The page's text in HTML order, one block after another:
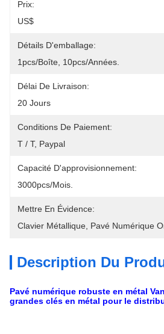
Prix:
US$
Détails D'emballage:
1pcs/boîte, 10pcs/années.
Délai De Livraison:
20 Jours
Conditions De Paiement:
T / T, Paypal
Capacité D'approvisionnement:
3000pcs/mois.
Mettre En Évidence:
Clavier Métallique Pavé Numérique
Description Du
Pavé numérique robuste en métal
grandes clés en métal pour le